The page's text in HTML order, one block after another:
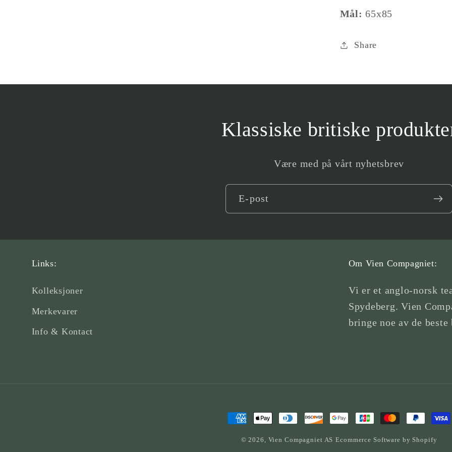
}}&quot;
Mål: 65x85
Share
Klassiske britiske
Være med på vårt nyhetsbrev
E-post
Links:
Kolleksjoner
Merkevarer
Info & Kontact
Om Vien Compagniet:
Vi er et anglo-norsk
Spydeberg. Vien
bringe noe av de
Betalingsmetoder
© 2026, Vien Compagniet AS Ecommerce Software by Shopify